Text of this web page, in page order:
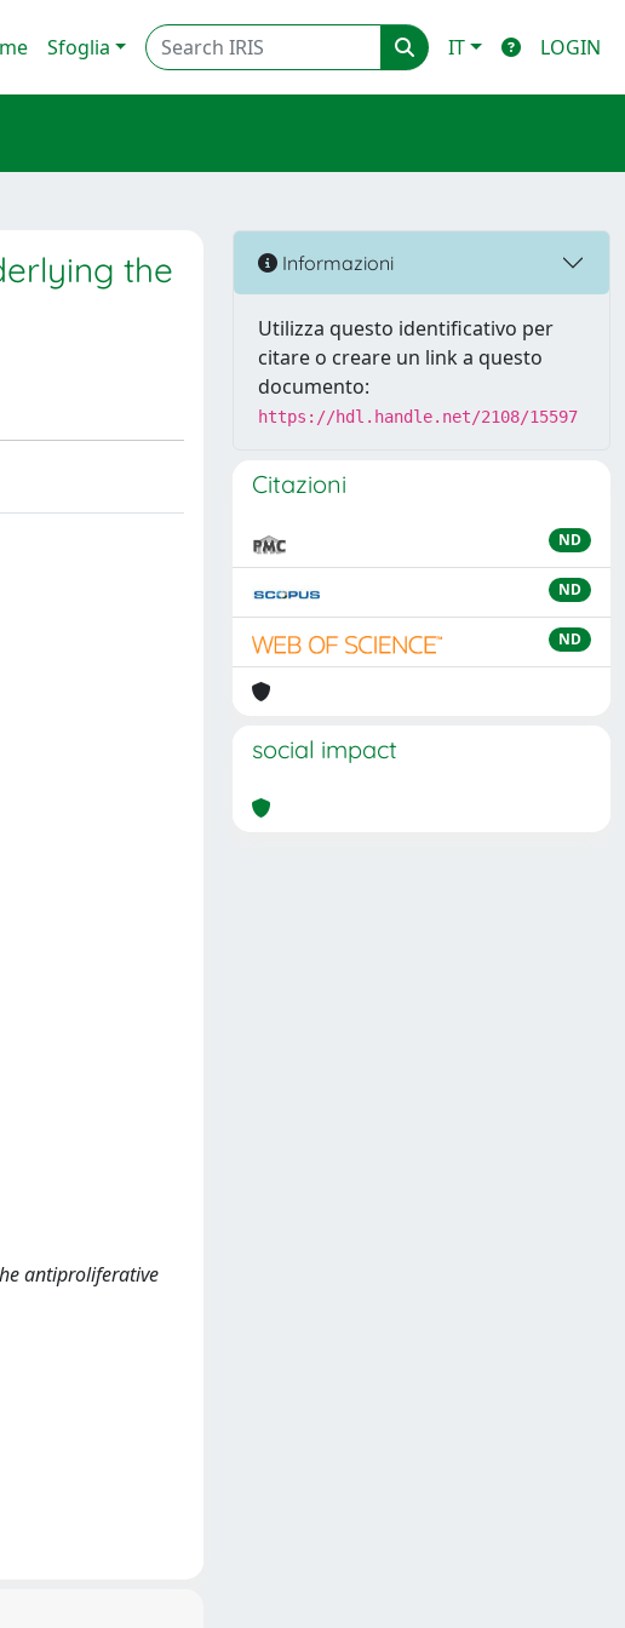
Sfoglia IT LOGIN
the
antiproliferative
Informazioni
Utilizza questo identificativo per
citare o creare un link a questo
documento:
https://hdl.handle.net/2108/15597
Citazioni
ND
ND
ND
social impact